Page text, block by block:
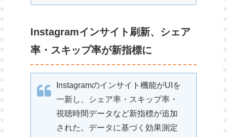
Instagramインサイト刷新、シェア
率・スキップ率が新指標に
Instagramのインサイト機能がUIを
一新し、シェア率・スキップ率・
視聴時間データなど新指標が追加
された。データに基づく効果測定